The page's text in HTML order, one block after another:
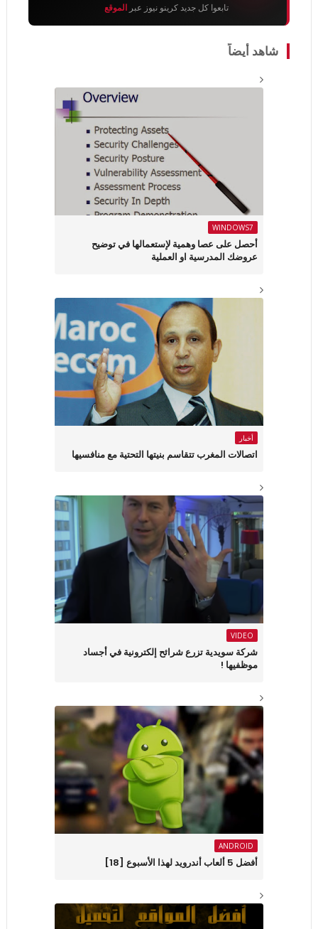
تابعوا كل جديد كرينو نيوز عبر الموقع
شاهد أيضاً
WINDOWS7
أحصل على عصا وهمية لإستعمالها في توضيح
عروضك المدرسية او العملية
أخبار
اتصالات المغرب تتقاسم بنيتها التحتية مع منافسيها
VIDEO
شركة سويدية تزرع شرائح إلكترونية في أجساد
موظفيها !
ANDROID
أفضل 5 ألعاب أندرويد لهذا الأسبوع [18]